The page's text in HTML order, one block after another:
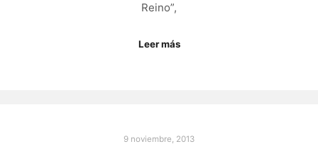
Reino”,
Leer más
9 noviembre, 2013